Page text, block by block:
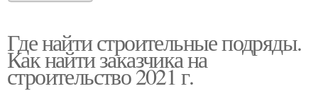
Где найти строительные подряды.
Как найти заказчика на
строительство 2021 г.